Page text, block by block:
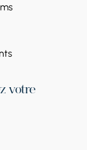
votre